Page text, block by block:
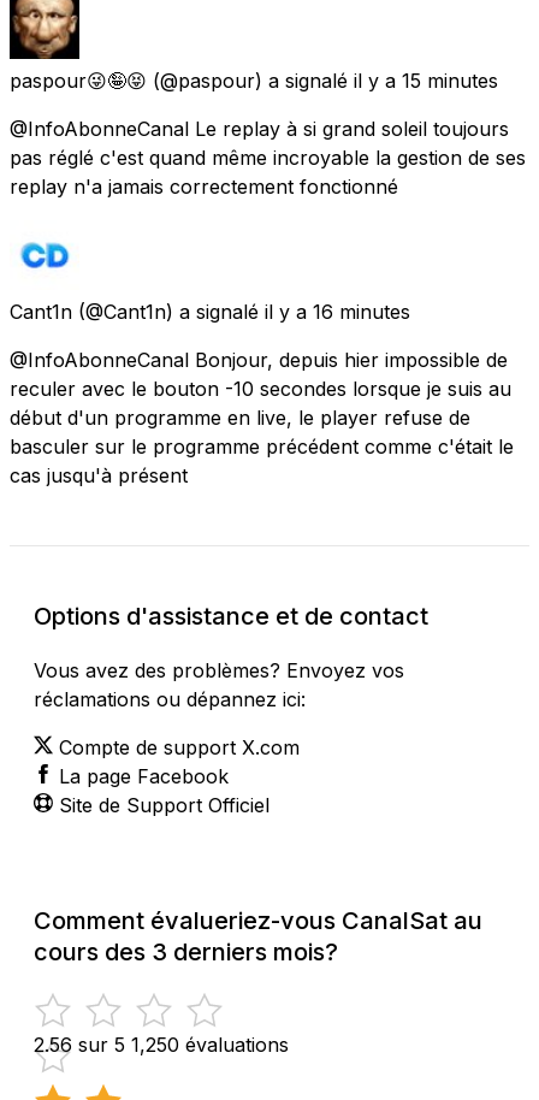
paspour😜🤪😝 (@paspour) a signalé il y a 15 minutes
@InfoAbonneCanal Le replay à si grand soleil toujours
pas réglé c'est quand même incroyable la gestion de ses
replay n'a jamais correctement fonctionné
Cant1n (@Cant1n) a signalé il y a 16 minutes
@InfoAbonneCanal Bonjour, depuis hier impossible de
reculer avec le bouton -10 secondes lorsque je suis au
début d'un programme en live, le player refuse de
basculer sur le programme précédent comme c'était le
cas jusqu'à présent
Options d'assistance et de contact
Vous avez des problèmes? Envoyez vos
réclamations ou dépannez ici:
Compte de support X.com
La page Facebook
Site de Support Officiel
Comment évalueriez-vous CanalSat au
cours des 3 derniers mois?
2.56 sur 5 1,250 évaluations